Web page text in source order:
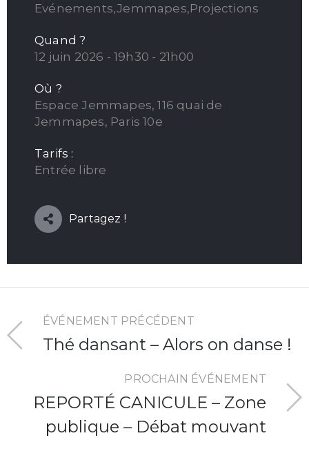
Evénements,Jemmapes,Projections
Quand ?
12 juin 2026 - 19h30 - 21h00
Où ?
Espace Jemmapes, 116 quai de
Jemmapes, Paris 10e
Tarifs :
Entrée libre
Partagez !
ÉVÉNEMENT PRÉCÉDENT
Thé dansant – Alors on danse !
PROCHAIN ÉVÉNEMENT
REPORTÉ CANICULE – Zone
publique – Débat mouvant